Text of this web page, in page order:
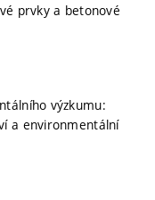
prvky a betonové
výzkumu:
a environmentální